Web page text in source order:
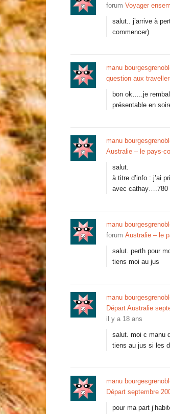
forum Voyager
salut.. j’arrive à
commencer)
manu
question aux
bon ok…..je
présentable en
manu
Australie – le pays-
salut.
à titre d’info : j’ai
avec
manu
forum Australie – le
salut. perth pour
tiens moi au jus
manu
Départ Australie
il y a 18 ans
salut. moi c manu
tiens au jus si les
manu
Départ septembre
pour ma part